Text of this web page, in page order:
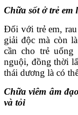
Chữa sốt ở trẻ em
Đối với trẻ em,
giải độc mà còn
cần cho trẻ
nguội, đồng thời
thái dương là có
Chữa viêm âm
và tỏi